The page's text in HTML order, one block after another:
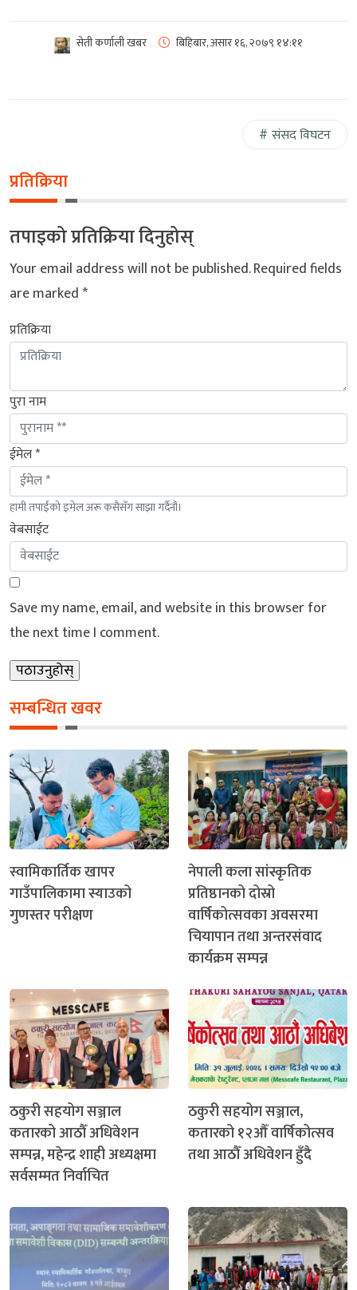
सेती कर्णाली खबर बिहिबार, असार १६, २०७९ १४:११
संसद विघटन
प्रतिक्रिया
तपाइको प्रतिक्रिया दिनुहोस्
Your email address will not be published.Required fields
are marked*
प्रतिक्रिया
पुरा नाम
ईमेल *
हामी तपाईंको इमेल अरू कसैसँग साझा गर्दैनौं।
वेबसाईट
Save my name, email, and website in this browser for
the next time I comment.
सम्बन्धित खवर
स्वामिकार्तिक खापर
गाउँपालिकामा स्याउको
गुणस्तर परीक्षण
नेपाली कला सांस्कृतिक
प्रतिष्ठानको दोस्रो
वार्षिकोत्सवका अवसरमा
चियापान तथा अन्तरसंवाद
कार्यक्रम सम्पन्न
ठकुरी सहयोग सञ्जाल
कतारको आठौँ अधिवेशन
सम्पन्न, महेन्द्र शाही अध्यक्षमा
सर्वसम्मत निर्वाचित
ठकुरी सहयोग सञ्जाल,
कतारको १२औँ वार्षिकोत्सव
तथा आठौँ अधिवेशन हुँदै